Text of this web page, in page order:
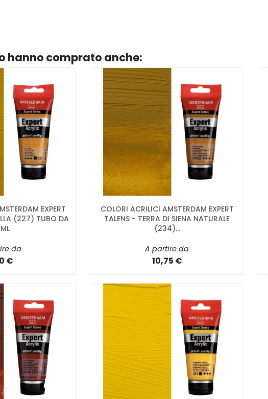
hanno comprato anche:
EXPERT
(227) TUBO DA
da
€
COLORI ACRILICI AMSTERDAM EXPERT
TALENS - TERRA DI SIENA NATURALE
(234)...
A partire da
10,75 €